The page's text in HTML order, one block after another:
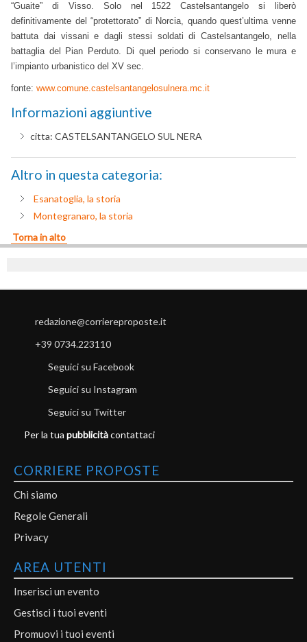
“Guaite” di Visso. Solo nel 1522 Castelsantangelo si liberò
definitivamente del “protettorato” di Norcia, quando quest’ultima venne
battuta dai vissani e dagli stessi soldati di Castelsantangelo, nella
battaglia del Pian Perduto. Di quel periodo si conservano le mura e
l’impianto urbanistico del XV sec.
fonte: www.comune.castelsantangelosulnera.mc.it
Informazioni aggiuntive
citta: CASTELSANTANGELO SUL NERA
Altro in questa categoria:
Esanatoglia, la storia
Montegranaro, la storia
Torna in alto
redazione@corriereproposte.it
+39 0734.223110
Seguici su Facebook
Seguici su Instagram
Seguici su Twitter
Per la tua pubblicitàcontattaci
CORRIERE PROPOSTE
Chi siamo
Regole Generali
Privacy
AREA UTENTI
Inserisci un evento
Gestisci i tuoi eventi
Promuovi i tuoi eventi